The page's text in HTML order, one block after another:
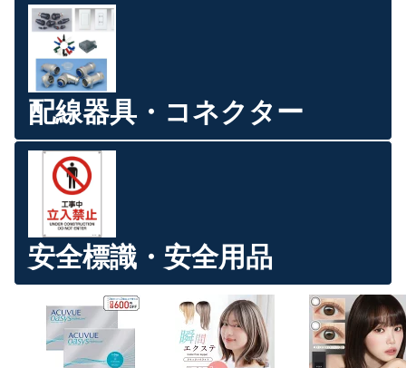
配線器具・コネクター
安全標識・安全用品